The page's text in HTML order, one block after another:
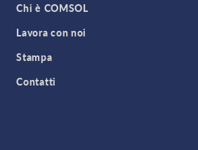
Chi è COMSOL
Lavora con noi
Stampa
Contatti